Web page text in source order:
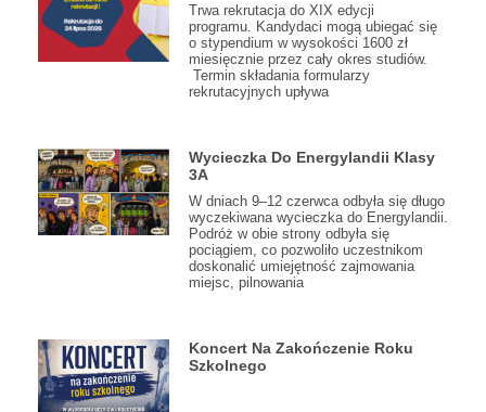
Trwa rekrutacja do XIX edycji
programu. Kandydaci mogą ubiegać się
o stypendium w wysokości 1600 zł
miesięcznie przez cały okres studiów.
Termin składania formularzy
rekrutacyjnych upływa
Wycieczka Do Energylandii Klasy
3A
W dniach 9–12 czerwca odbyła się długo
wyczekiwana wycieczka do Energylandii.
Podróż w obie strony odbyła się
pociągiem, co pozwoliło uczestnikom
doskonalić umiejętność zajmowania
miejsc, pilnowania
Koncert Na Zakończenie Roku
Szkolnego